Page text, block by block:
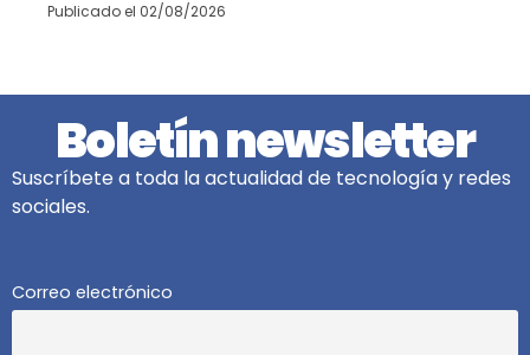
Publicado el 02/08/2026
Boletín newsletter
Suscríbete a toda la actualidad de tecnología y redes
sociales.
Correo electrónico